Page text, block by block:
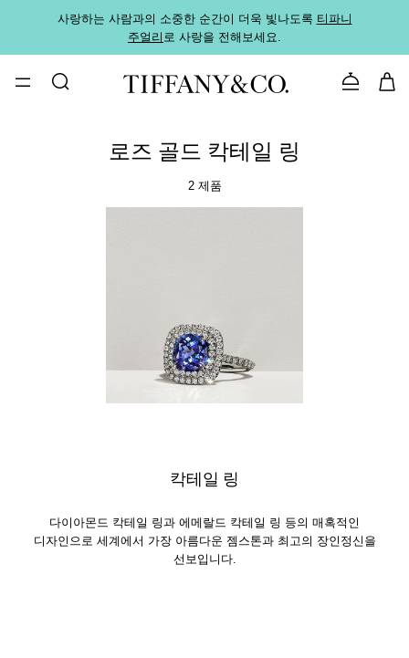
사랑하는 사람과의 소중한 순간이 더욱 빛나도록 티파니
주얼리로 사랑을 전해보세요.
문의하기
로즈 골드 칵테일 링
2 제품
칵테일 링
다이아몬드 칵테일 링과 에메랄드 칵테일 링 등의 매혹적인
디자인으로 세계에서 가장 아름다운 젬스톤과 최고의 장인정신을
선보입니다.